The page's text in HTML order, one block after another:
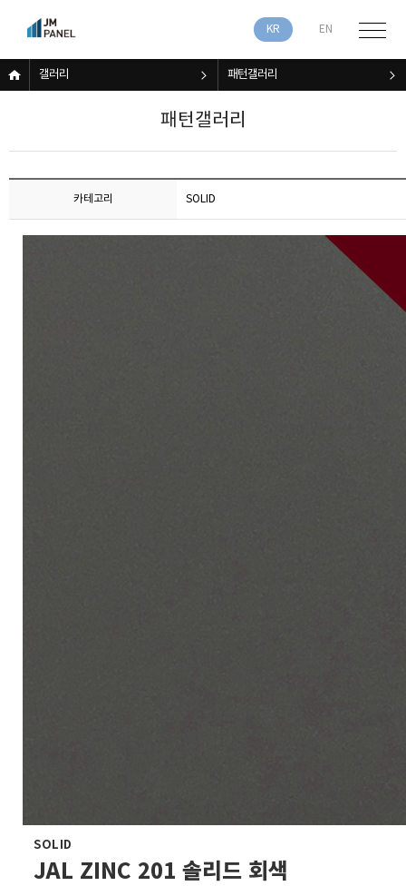
KR EN
갤러리 패턴갤러리
패턴갤러리
카테고리 SOLID
SOLID
JAL ZINC 201 솔리드 회색